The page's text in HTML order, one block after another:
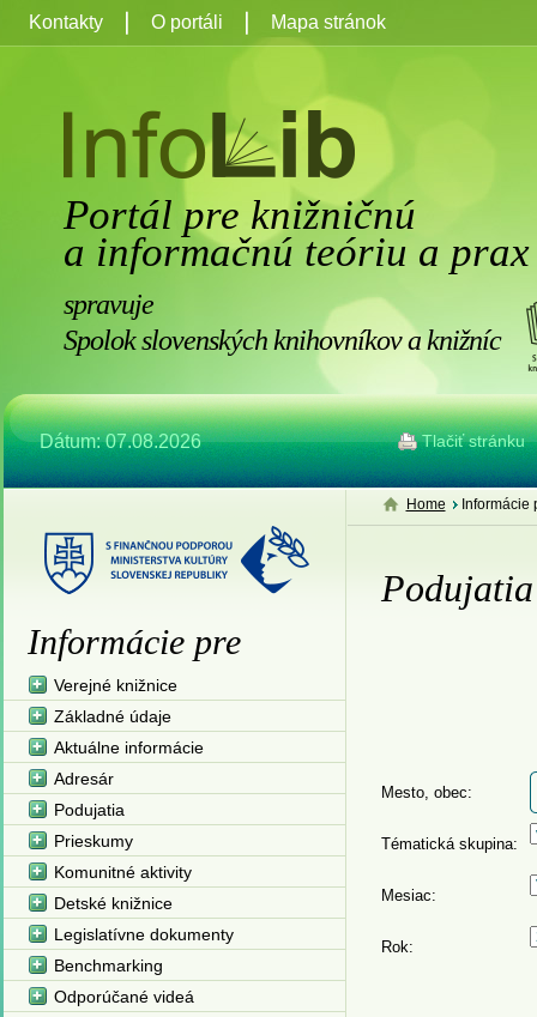
Portál pre knižničnú
a informačnú teóriu a prax
spravuje
Spolok slovenských knihovníkov a knižníc
Dátum: 07.08.2026 Tlačiť stránku
Kontakty O portáli Mapa stránok
Home Informácie
Podujatia
Mesto, obec:
Tématická skupina:
Mesiac:
Rok:
Informácie pre
Verejné knižnice
Základné údaje
Aktuálne informácie
Adresár
Podujatia
Prieskumy
Komunitné aktivity
Detské knižnice
Legislatívne dokumenty
Benchmarking
Odporúčané videá